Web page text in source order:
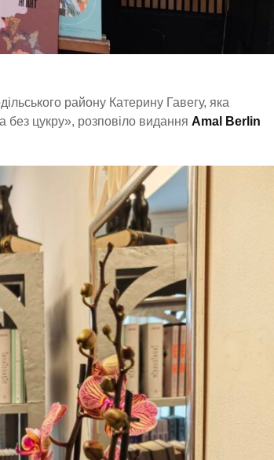
району Катерину Гавегу, яка
без цукру», розповіло видання Amal Berlin